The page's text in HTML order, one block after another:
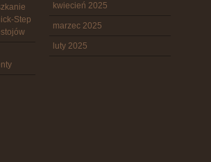
Step
kwiecień 2025
marzec 2025
luty 2025